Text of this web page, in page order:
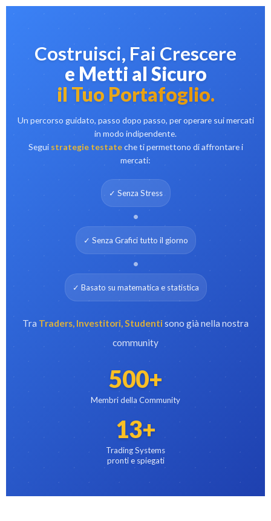
Costruisci, Fai Crescere
e Metti al Sicuro
il Tuo Portafoglio.
Un percorso guidato, passo dopo passo, per operare sui mercati
in modo indipendente.
Segui strategie testateche ti permettono di affrontare i
mercati:
✓ Senza Stress
•
✓ Senza Grafici tutto il giorno
•
✓ Basato su matematica e statistica
Tra Traders, Investitori, Studentisono già nella nostra
community
500+
Membri della Community
13+
Trading Systems
pronti e spiegati